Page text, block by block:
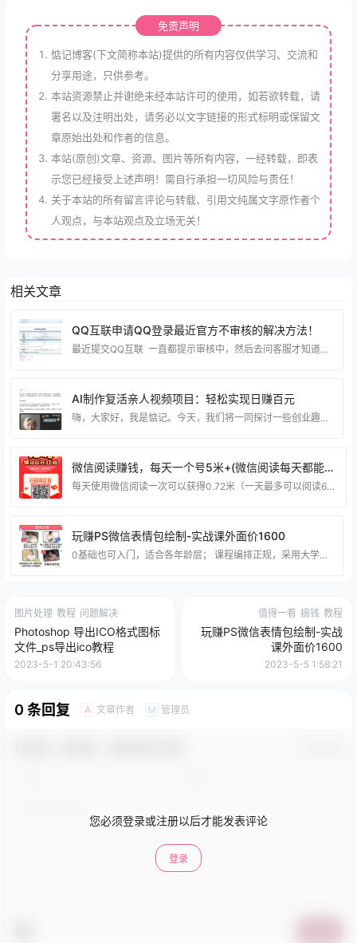
免责声明
惦记博客(下文简称本站)提供的所有内容仅供学习、交流和
分享用途，只供参考。
本站资源禁止并谢绝未经本站许可的使用，如若欲转载，请
署名以及注明出处，请务必以文字链接的形式标明或保留文
章原始出处和作者的信息。
本站(原创)文章、资源、图片等所有内容，一经转载，即表
示您已经接受上述声明！需自行承担一切风险与责任！
关于本站的所有留言评论与转载、引用文纯属文字原作者个
人观点，与本站观点及立场无关！
相关文章
QQ互联申请QQ登录最近官方不审核的解决方法！
最近提交QQ互联 一直都提示审核中，然后去问客服才知道平台出问题了 需要用邮件申请，下面给教大家怎么通过邮件去申请。 编写邮件标题：QQ互联网站应用申请 发送到：connect@qq.com 填写申请表：（下载申请QQ互联表格）https://dianjiwang.lanzoul.com/iMi9k29nn6la 大家可以按照我的方式填写： 需要添加附件有：网站图标，手持身份证，还有网站icp备案的截图 和 填写的表格。最后就可以审核通过了！ 博猪最近前两天申请了两个网站的QQ互联登录，大家可以看看 https:
AI制作复活亲人视频项目：轻松实现日赚百元
嗨，大家好，我是惦记。今天，我们将一同探讨一些创业趣闻，拓宽我们的赚钱思维与认知！在去年初，B站的UP主吴伍六利用AI工具创作了一个虚拟数字人视频，展现了他与奶奶的对话，这一举动在网络上掀起了一股热议。接着，AI技术又为我们呈现了孙燕姿的歌喉，再次引发了广泛的讨论。这些事件让我们深刻认识到，AI不仅可以让已故的亲人”复活”与我们对话，还能唤起我们对逝者的深深思念，为情绪增添了一份特殊的价值。 浏览短视频网站的评论区，随处可见用户纷纷询问博主的制作地点和技巧，这清晰地表明了市场需求的巨大潜力。
微信阅读赚钱，每天一个号5米+(微信阅读每天都能免费吗)
每天使用微信阅读一次可以获得0.72米（一天最多可以阅读6次）。 通过微信阅读赚钱项目，可以使用多个账号来赚取收益，每个账号每天可以赚取约5元左右，只需要累积0.3元就可以提现，提现的金额会立即到账到微信钱包中。 你只需要用微信扫描下面二维码，即可打开阅读赚钱项目。 如果目前没有参与任何大项目的计划，可以考虑参与这个微信阅读赚钱项目。每篇文章只需要花费约5秒钟时间进行阅读。
玩赚PS微信表情包绘制-实战课外面价1600
0基础也可入门，适合各年龄层； 课程编排正规，采用大学理论体系； 循序渐进式教学，涵盖从入门到高阶的学习内容。 资源下载：
图片处理 教程 问题解决
Photoshop 导出ICO格式图标
文件_ps导出ico教程
2023-5-1 20:43:56
值得一看 搞钱 教程
玩赚PS微信表情包绘制-实战
课外面价1600
2023-5-5 1:58:21
0 条回复 A 文章作者 M 管理员
您必须登录或注册以后才能发表评论
登录